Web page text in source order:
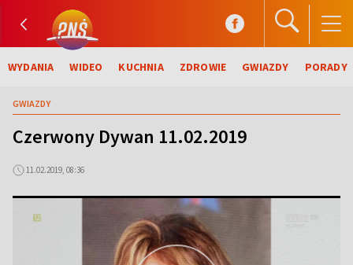
WYDANIA WIDEO KUCHNIA ZDROWIE GWIAZDY PORADY
GWIAZDY
Czerwony Dywan 11.02.2019
11.02.2019, 08:36